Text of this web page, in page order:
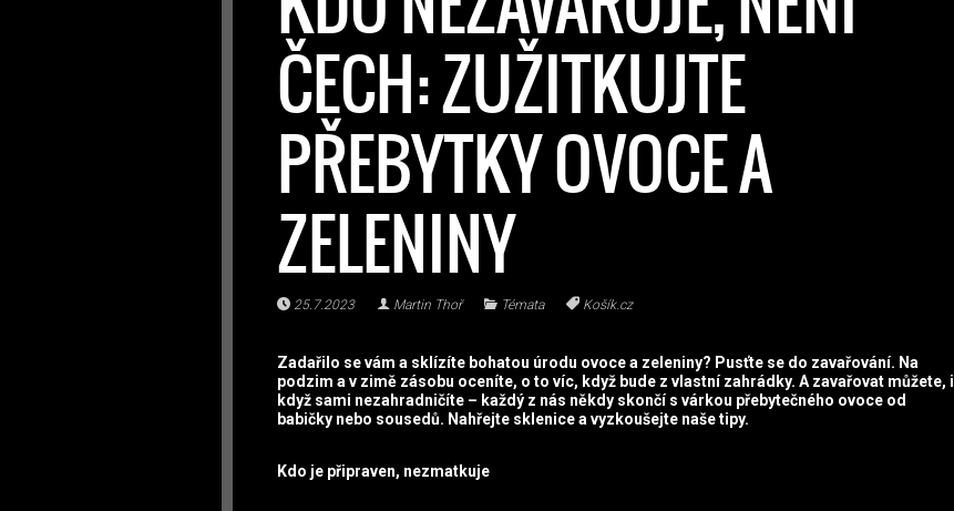
ČECH: ZUŽITKUJTE
PŘEBYTKY OVOCE A
ZELENINY
25.7.2023 Martin Thoř Témata Košík.cz
Zadařilo se vám a sklízíte bohatou úrodu ovoce a zeleniny? Pusťte se do zavařování. Na
podzim a v zimě zásobu oceníte, o to víc, když bude z vlastní zahrádky. A zavařovat můžete, i
když sami nezahradničíte – každý z nás někdy skončí s várkou přebytečného ovoce od
babičky nebo sousedů. Nahřejte sklenice a vyzkoušejte naše tipy.
Kdo je připraven, nezmatkuje